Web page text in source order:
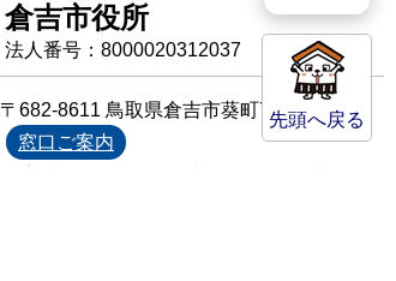
先頭へ戻る
倉吉市役所
法人番号：8000020312037
〒682-8611 鳥取県倉吉市葵町722
窓口ご案内